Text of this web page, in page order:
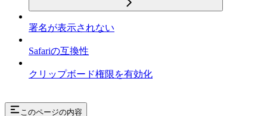
署名が表示されない
Safariの互換性
クリップボード権限を有効化
このページの内容